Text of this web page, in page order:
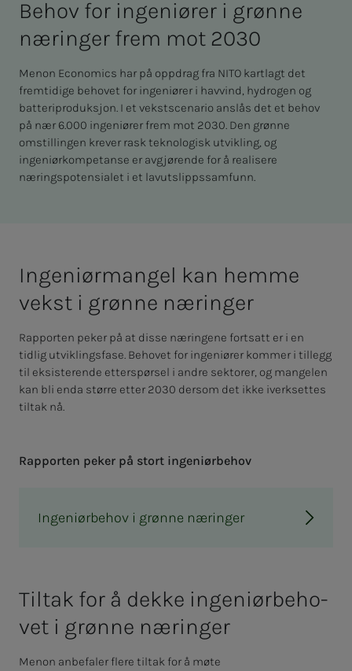
Be­hov for in­­­ge­­­ni­ø­­­rer i grøn­­­ne
næ­­­rin­­­ger frem mot 2030
Menon Economics har på oppdrag fra NITO kartlagt det
fremtidige behovet for ingeniører i havvind, hydrogen og
batteriproduksjon. I et vekstscenario anslås det et behov
på nær 6.000 ingeniører frem mot 2030. Den grønne
omstillingen krever rask teknologisk utvikling, og
ingeniørkompetanse er avgjørende for å realisere
næringspotensialet i et lavutslippssamfunn.
In­­­ge­­­ni­ør­­­man­­­gel kan hem­­­me
vekst i grøn­­­ne næ­­­rin­­­ger
Rapporten peker på at disse næringene fortsatt er i en
tidlig utviklingsfase. Behovet for ingeniører kommer i tillegg
til eksisterende etterspørsel i andre sektorer, og mangelen
kan bli enda større etter 2030 dersom det ikke iverksettes
tiltak nå.
Rap­­­por­­­ten pe­­­ker på stort in­­­ge­­­ni­ør­­­be­hov
Ingeniørbehov i grønne næringer
Til­­­­­tak for å dek­­­ke in­­­ge­­­ni­ør­­­be­ho­­­
vet i grøn­­­ne næ­­­rin­­­ger
Menon anbefaler flere tiltak for å møte